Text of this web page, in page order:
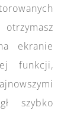
ekranie
funkcji,
szybko